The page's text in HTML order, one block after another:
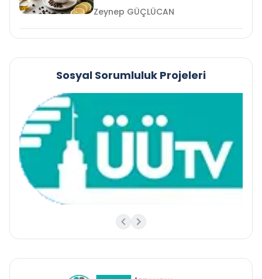
Zeynep GÜÇLÜCAN
Sosyal Sorumluluk Projeleri